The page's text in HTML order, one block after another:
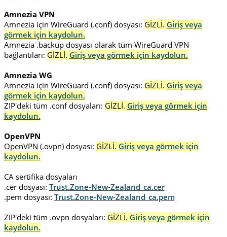
Amnezia VPN
Amnezia için WireGuard (.conf) dosyası: GİZLİ. Giriş veya
görmek için kaydolun.
Amnezia .backup dosyası olarak tüm WireGuard VPN
bağlantıları: GİZLİ. Giriş veya görmek için kaydolun.
Amnezia WG
Amnezia için WireGuard (.conf) dosyası: GİZLİ. Giriş veya
görmek için kaydolun.
ZIP'deki tüm .conf dosyaları: GİZLİ. Giriş veya görmek için
kaydolun.
OpenVPN
OpenVPN (.ovpn) dosyası: GİZLİ. Giriş veya görmek için
kaydolun.
CA sertifika dosyaları
.cer dosyası: Trust.Zone-New-Zealand_ca.cer
.pem dosyası: Trust.Zone-New-Zealand_ca.pem
ZIP'deki tüm .ovpn dosyaları: GİZLİ. Giriş veya görmek için
kaydolun.